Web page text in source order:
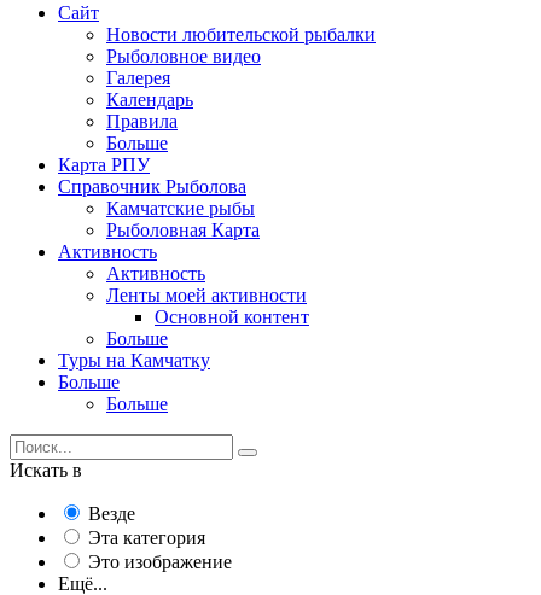
Сайт
Новости любительской рыбалки
Рыболовное видео
Галерея
Календарь
Правила
Больше
Карта РПУ
Справочник Рыболова
Камчатские рыбы
Рыболовная Карта
Активность
Активность
Ленты моей активности
Основной контент
Больше
Туры на Камчатку
Больше
Больше
Искать в
Везде
Эта категория
Это изображение
Ещё...